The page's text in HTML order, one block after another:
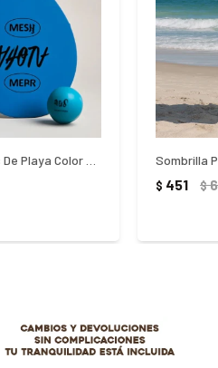
Sombrilla
$ 451 $